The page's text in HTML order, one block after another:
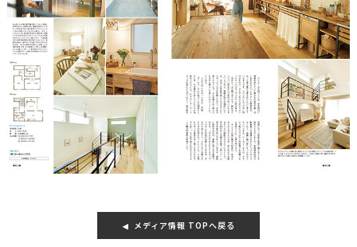
メディア情報 TOPへ戻る